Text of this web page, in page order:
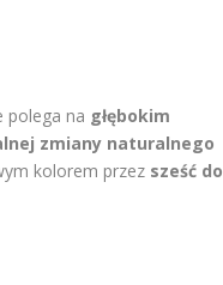
polega na głębokim
zmiany naturalnego
kolorem przez sześć do